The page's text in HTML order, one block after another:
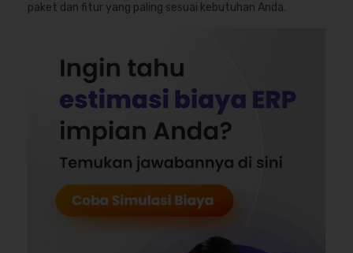
paket dan fitur yang paling sesuai kebutuhan Anda.